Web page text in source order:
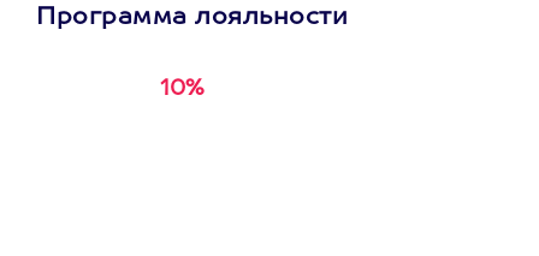
Программа лояльности
10%